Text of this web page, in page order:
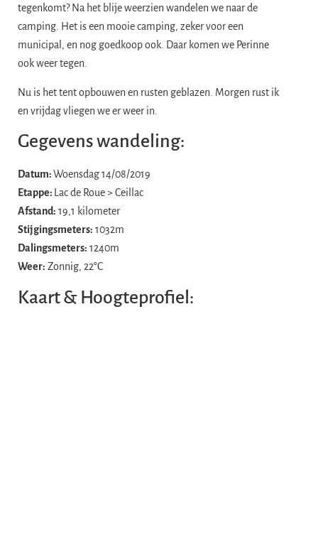
tegenkomt? Na het blije weerzien wandelen we naar de
camping. Het is een mooie camping, zeker voor een
municipal, en nog goedkoop ook. Daar komen we Perinne
ook weer tegen.
​Nu is het tent opbouwen en rusten geblazen. Morgen rust ik
en vrijdag vliegen we er weer in.
Gegevens wandeling:
Datum:Woensdag 14/08/2019
Etappe:
Lac de Roue > Ceillac
Afstand: 19,1 kilometer
Stijgingsmeters: 1032m
Dalingsmeters: 1240m
Weer: Zonnig, 22°C
Kaart & Hoogteprofiel: